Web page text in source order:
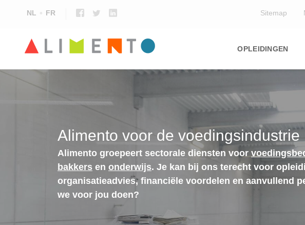
NL FR Sitemap
navigation
OPLEIDINGEN
Alimento voor de voedingsindustrie
Alimento groepeert sectorale diensten voor
bakkers en onderwijs. Je kan bij ons terecht voor
organisatieadvies, financiële voordelen en aanvullend
we voor jou doen?